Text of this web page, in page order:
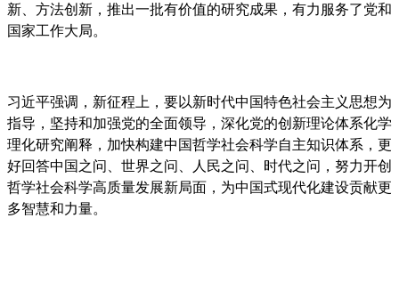
新、方法创新，推出一批有价值的研究成果，有力服务了党和
国家工作大局。
习近平强调，新征程上，要以新时代中国特色社会主义思想为
指导，坚持和加强党的全面领导，深化党的创新理论体系化学
理化研究阐释，加快构建中国哲学社会科学自主知识体系，更
好回答中国之问、世界之问、人民之问、时代之问，努力开创
哲学社会科学高质量发展新局面，为中国式现代化建设贡献更
多智慧和力量。